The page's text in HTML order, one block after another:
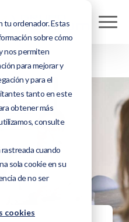
tu ordenador. Estas
sobre cómo
nos permiten
para mejorar y
y para el
tanto en este
obtener más
consulte
cuando
sola cookie en su
de no ser
cookies